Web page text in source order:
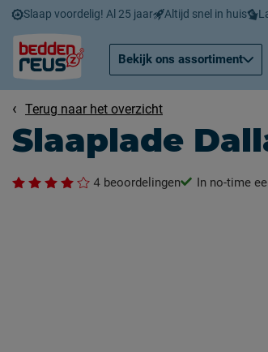
Slaap voordelig! Al 25 jaar Altijd snel in huis
Bekijk ons assortiment
Terug naar het overzicht
Slaaplade
4 beoordelingen In no-time